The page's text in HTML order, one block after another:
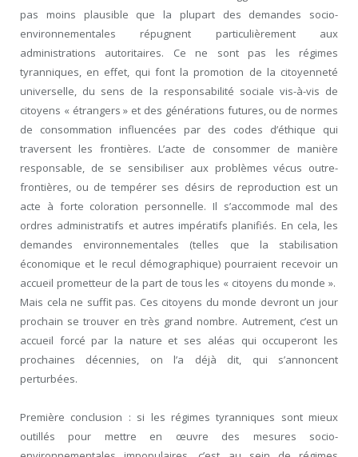
pas moins plausible que la plupart des demandes socio-
environnementales répugnent particulièrement aux
administrations autoritaires. Ce ne sont pas les régimes
tyranniques, en effet, qui font la promotion de la citoyenneté
universelle, du sens de la responsabilité sociale vis-à-vis de
citoyens « étrangers » et des générations futures, ou de normes
de consommation influencées par des codes d’éthique qui
traversent les frontières. L’acte de consommer de manière
responsable, de se sensibiliser aux problèmes vécus outre-
frontières, ou de tempérer ses désirs de reproduction est un
acte à forte coloration personnelle. Il s’accommode mal des
ordres administratifs et autres impératifs planifiés. En cela, les
demandes environnementales (telles que la stabilisation
économique et le recul démographique) pourraient recevoir un
accueil prometteur de la part de tous les « citoyens du monde ».
Mais cela ne suffit pas. Ces citoyens du monde devront un jour
prochain se trouver en très grand nombre. Autrement, c’est un
accueil forcé par la nature et ses aléas qui occuperont les
prochaines décennies, on l’a déjà dit, qui s’annoncent
perturbées.
Première conclusion : si les régimes tyranniques sont mieux
outillés pour mettre en œuvre des mesures socio-